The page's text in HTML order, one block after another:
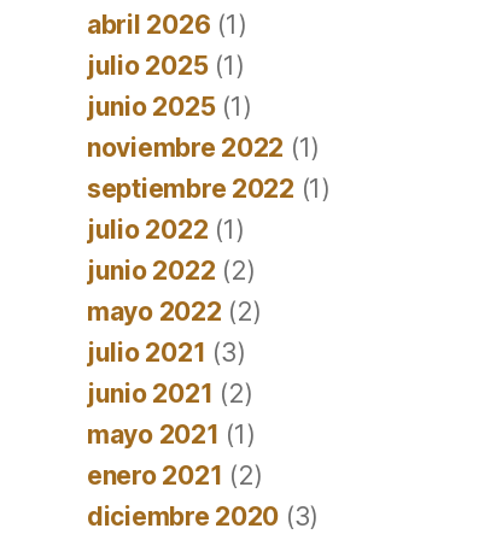
abril 2026 (1)
julio 2025(1)
junio 2025(1)
noviembre 2022 (1)
septiembre 2022 (1)
julio 2022 (1)
junio 2022 (2)
mayo 2022 (2)
julio 2021 (3)
junio 2021 (2)
mayo 2021 (1)
enero 2021 (2)
diciembre 2020 (3)